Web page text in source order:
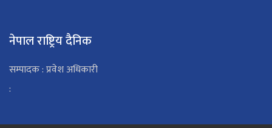
नेपाल राष्ट्रिय दैनिक
सम्पादक : प्रवेश अधिकारी
: